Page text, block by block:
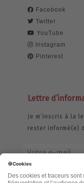
Facebook
Twitter
YouTube
Instagram
Pinterest
Lettre
Je m’inscris à la
rester informé(e)
jamais échangée. Pour